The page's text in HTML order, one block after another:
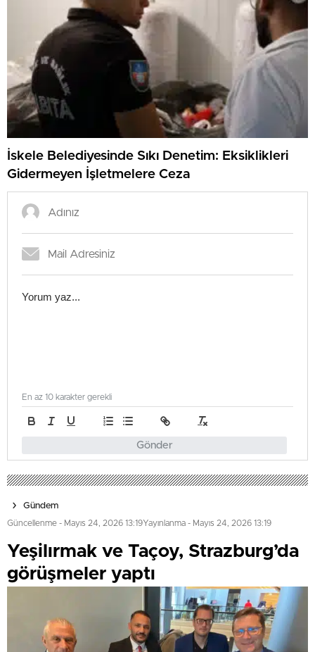
İskele Belediyesinde Sıkı Denetim: Eksiklikleri
Gidermeyen İşletmelere Ceza
Gönder
En az 10 karakter gerekli
Gündem
Güncellenme - Mayıs 24, 2026 13:19Yayınlanma - Mayıs 24, 2026 13:19
Yeşilırmak ve Taçoy, Strazburg’da
görüşmeler yaptı